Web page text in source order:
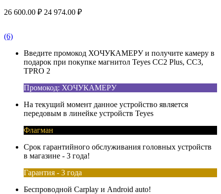
26 600.00 ₽ 24 974.00 ₽
(6)
Введите промокод ХОЧУКАМЕРУ и получите камеру в
подарок при покупке магнитол Teyes CC2 Plus, CC3,
TPRO 2
Промокод: ХОЧУКАМЕРУ
На текущий момент данное устройство является
передовым в линейке устройств Teyes
Флагман
Срок гарантийного обслуживания головных устройств
в магазине - 3 года!
Гарантия - 3 года
Беспроводной Carplay и Android auto!